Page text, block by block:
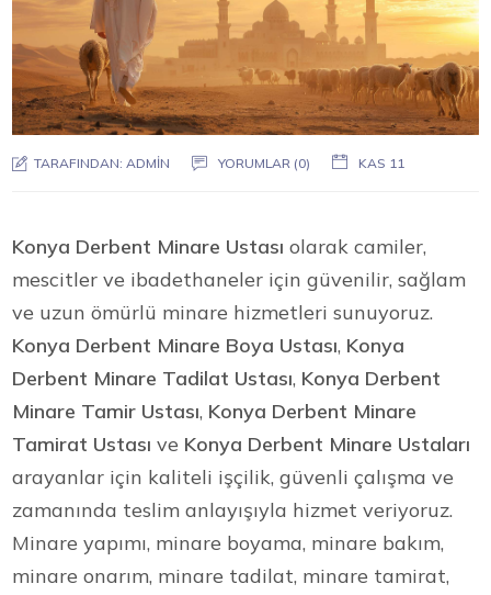
TARAFINDAN:ADMIN YORUMLAR (0) KAS 11
Konya Derbent Minare Ustası olarak camiler,
mescitler ve ibadethaneler için güvenilir, sağlam
ve uzun ömürlü minare hizmetleri sunuyoruz.
Konya Derbent Minare Boya Ustası, Konya
Derbent Minare Tadilat Ustası, Konya Derbent
Minare Tamir Ustası, Konya Derbent Minare
Tamirat Ustası ve Konya Derbent Minare Ustaları
arayanlar için kaliteli işçilik, güvenli çalışma ve
zamanında teslim anlayışıyla hizmet veriyoruz.
Minare yapımı, minare boyama, minare bakım,
minare onarım, minare tadilat, minare tamirat,